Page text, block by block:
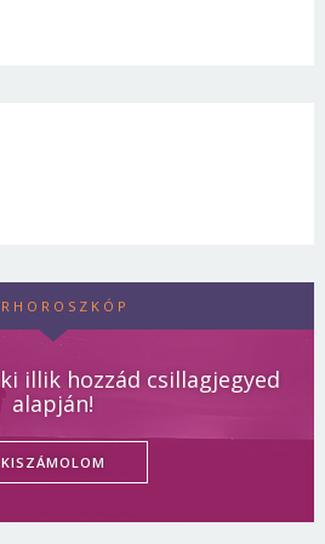
illik hozzád csillagjegyed
alapján!
KISZÁMOLOM